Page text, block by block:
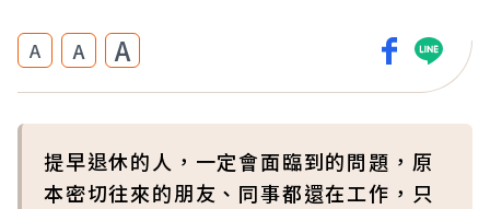
A A A
提早退休的人，一定會面臨到的問題，原
本密切往來的朋友、同事都還在工作，只